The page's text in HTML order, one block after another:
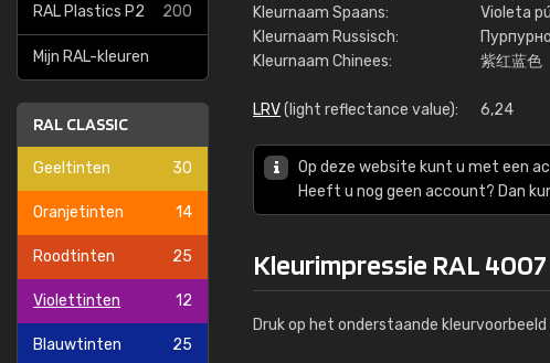
RAL Plastics P2 200
Mijn RAL-kleuren
RAL CLASSIC
Geeltinten 30
Oranjetinten 14
Roodtinten 25
Violettinten 12
Blauwtinten 25
Kleurnaam Spaans:
Violeta
Kleurnaam Russisch:
Kleurnaam Chinees:
紫红蓝色
LRV(light reflectance value): 6,24
Op deze website kunt u met een
Heeft u nog geen account? Dan
Kleurimpressie RAL
Druk op het onderstaande